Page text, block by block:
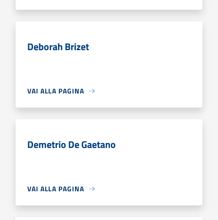
Deborah Brizet
VAI ALLA PAGINA
Demetrio De Gaetano
VAI ALLA PAGINA